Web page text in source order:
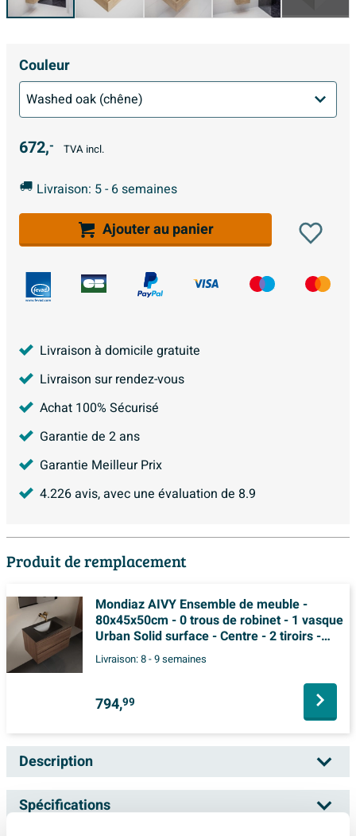
Couleur
672,- TVA incl.
Livraison: 5 - 6 semaines
Ajouter au panier
Livraison à domicile gratuite
Livraison sur rendez-vous
Achat 100% Sécurisé
Garantie de 2 ans
Garantie Meilleur Prix
4.226avis, avec une évaluation de 8.9
Produit de remplacement
Mondiaz AIVY Ensemble de meuble -
80x45x50cm - 0 trous de robinet - 1 vasque
Urban Solid surface - Centre - 2 tiroirs -
avec miroir - Melamine Mocha
Livraison:8 - 9 semaines
794,99
Description
MONDIAZ VICA Ensemble de meuble - 60cm -
2 tiroirs - lavabo Cloud milieu - 0 trou de
Spécifications